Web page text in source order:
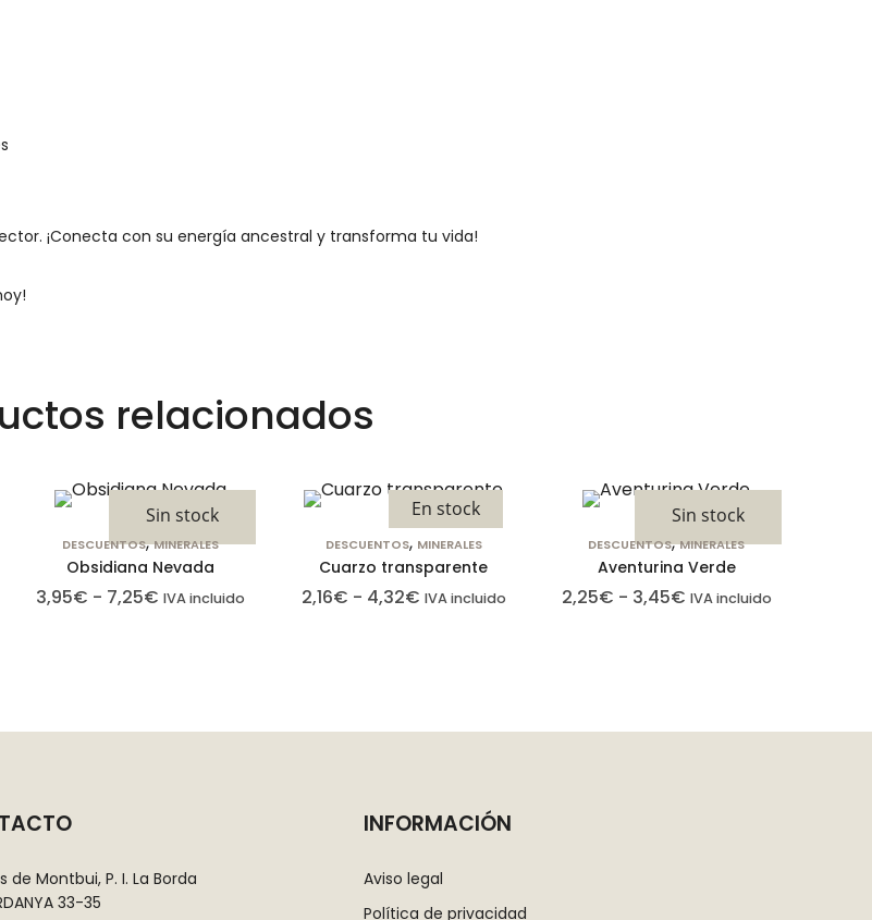
¡Conecta con su energía ancestral y transforma tu vida!
relacionados
Sin stock
DESCUENTOS,MINERALES
Obsidiana Nevada
3,95€ - 7,25€ IVA incluido
En stock
DESCUENTOS, MINERALES
Cuarzo transparente
2,16€ - 4,32€ IVA incluido
Sin stock
DESCUENTOS,MINERALES
Aventurina Verde
2,25€ - 3,45€ IVA incluido
de Montbui, P. I. La Borda
33-35
INFORMACIÓN
Aviso legal
Política de privacidad
Cookies
necesarias son